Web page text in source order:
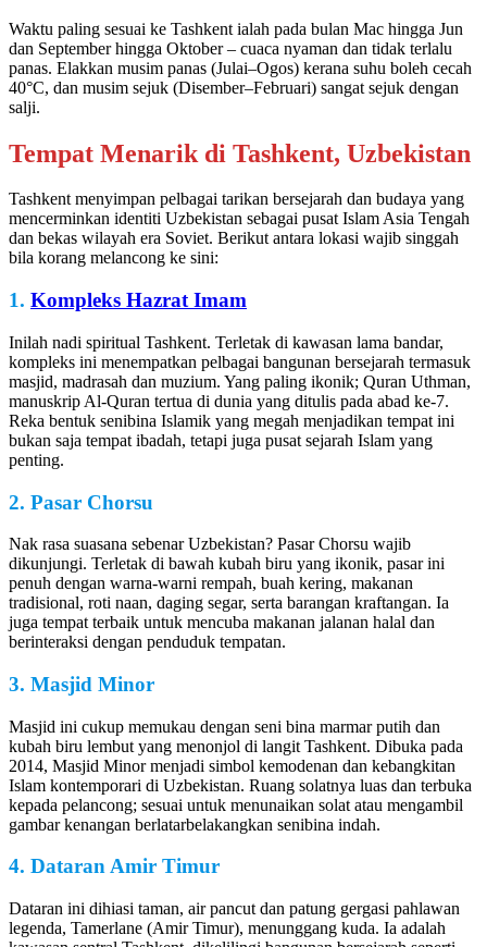
Waktu paling sesuai ke Tashkent ialah pada bulan Mac hingga Jun
dan September hingga Oktober – cuaca nyaman dan tidak terlalu
panas. Elakkan musim panas (Julai–Ogos) kerana suhu boleh cecah
40°C, dan musim sejuk (Disember–Februari) sangat sejuk dengan
salji.
Tempat Menarik di Tashkent, Uzbekistan
Tashkent menyimpan pelbagai tarikan bersejarah dan budaya yang
mencerminkan identiti Uzbekistan sebagai pusat Islam Asia Tengah
dan bekas wilayah era Soviet. Berikut antara lokasi wajib singgah
bila korang melancong ke sini:
1. Kompleks Hazrat Imam
Inilah nadi spiritual Tashkent. Terletak di kawasan lama bandar,
kompleks ini menempatkan pelbagai bangunan bersejarah termasuk
masjid, madrasah dan muzium. Yang paling ikonik; Quran Uthman,
manuskrip Al-Quran tertua di dunia yang ditulis pada abad ke-7.
Reka bentuk senibina Islamik yang megah menjadikan tempat ini
bukan saja tempat ibadah, tetapi juga pusat sejarah Islam yang
penting.
2. Pasar Chorsu
Nak rasa suasana sebenar Uzbekistan? Pasar Chorsu wajib
dikunjungi. Terletak di bawah kubah biru yang ikonik, pasar ini
penuh dengan warna-warni rempah, buah kering, makanan
tradisional, roti naan, daging segar, serta barangan kraftangan. Ia
juga tempat terbaik untuk mencuba makanan jalanan halal dan
berinteraksi dengan penduduk tempatan.
3. Masjid Minor
Masjid ini cukup memukau dengan seni bina marmar putih dan
kubah biru lembut yang menonjol di langit Tashkent. Dibuka pada
2014, Masjid Minor menjadi simbol kemodenan dan kebangkitan
Islam kontemporari di Uzbekistan. Ruang solatnya luas dan terbuka
kepada pelancong; sesuai untuk menunaikan solat atau mengambil
gambar kenangan berlatarbelakangkan senibina indah.
4. Dataran Amir Timur
Dataran ini dihiasi taman, air pancut dan patung gergasi pahlawan
legenda, Tamerlane (Amir Timur), menunggang kuda. Ia adalah